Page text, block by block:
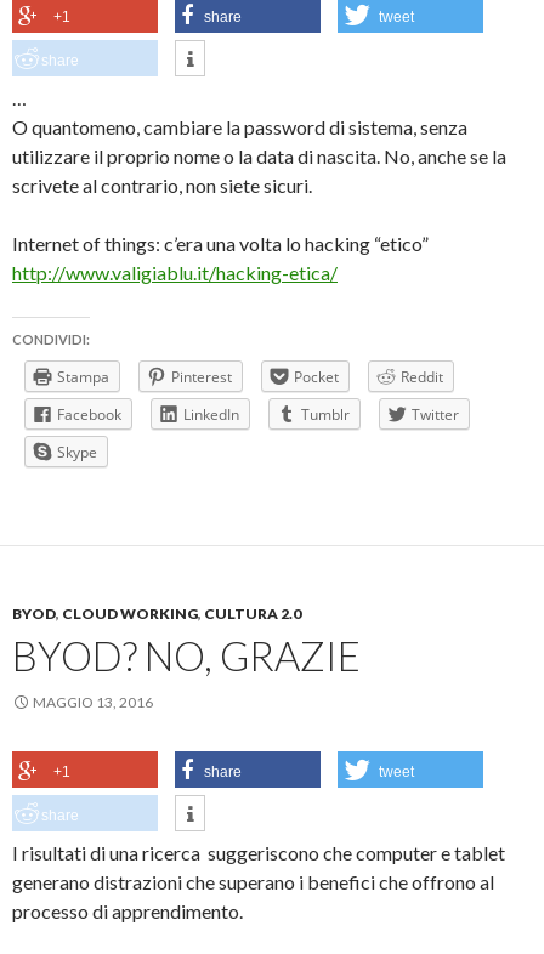
+1 share tweet
share
…
O quantomeno, cambiare la password di sistema, senza
utilizzare il proprio nome o la data di nascita. No, anche se la
scrivete al contrario, non siete sicuri.
Internet of things: c’era una volta lo hacking “etico”
http://www.valigiablu.it/hacking-etica/
CONDIVIDI:
Stampa Pinterest Pocket
Reddit
Facebook
LinkedIn Tumblr
Twitter
Skype
BYOD, CLOUD WORKING, CULTURA 2.0
BYOD? NO, GRAZIE
MAGGIO 13, 2016
+1 share tweet
share
I risultati di una ricerca suggeriscono che computer e tablet
generano distrazioni che superano i benefici che offrono al
processo di apprendimento.